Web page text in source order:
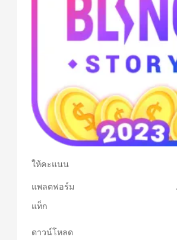
ให้คะแนน
แพลตฟอร์ม
แท็ก
ดาวน์โหลด